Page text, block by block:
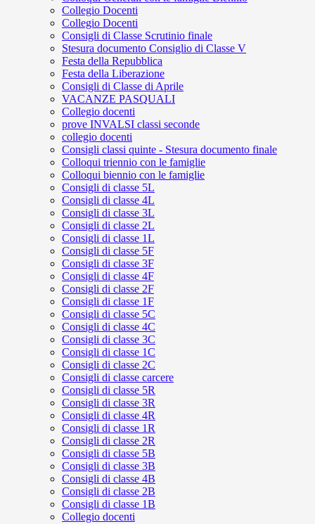
Collegio Docenti
Collegio Docenti
Consigli di Classe Scrutinio finale
Stesura documento Consiglio di Classe V
Festa della Repubblica
Festa della Liberazione
Consigli di Classe di Aprile
VACANZE PASQUALI
Collegio docenti
prove INVALSI classi seconde
collegio docenti
Consigli classi quinte - Stesura documento finale
Colloqui triennio con le famiglie
Colloqui biennio con le famiglie
Consigli di classe 5L
Consigli di classe 4L
Consigli di classe 3L
Consigli di classe 2L
Consigli di classe 1L
Consigli di classe 5F
Consigli di classe 3F
Consigli di classe 4F
Consigli di classe 2F
Consigli di classe 1F
Consigli di classe 5C
Consigli di classe 4C
Consigli di classe 3C
Consigli di classe 1C
Consigli di classe 2C
Consigli di classe carcere
Consigli di classe 5R
Consigli di classe 3R
Consigli di classe 4R
Consigli di classe 1R
Consigli di classe 2R
Consigli di classe 5B
Consigli di classe 3B
Consigli di classe 4B
Consigli di classe 2B
Consigli di classe 1B
Collegio docenti